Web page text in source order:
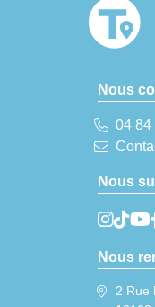
Nous
04 84
Nous
Nous
2 Rue